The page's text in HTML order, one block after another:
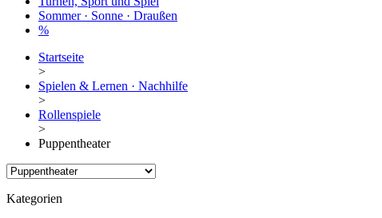
Sommer · Sonne · Draußen
%
Startseite
>
Spielen & Lernen · Nachhilfe
>
Rollenspiele
>
Puppentheater
Kategorien